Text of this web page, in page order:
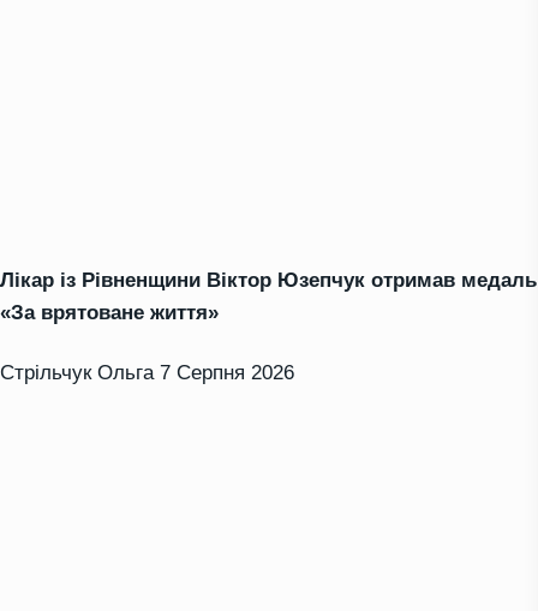
Лікар із Рівненщини Віктор Юзепчук отримав медаль
«За врятоване життя»
Стрільчук Ольга 7 Серпня 2026